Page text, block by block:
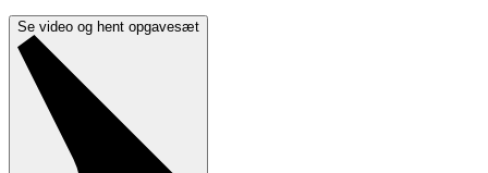
Se video og hent opgavesæt